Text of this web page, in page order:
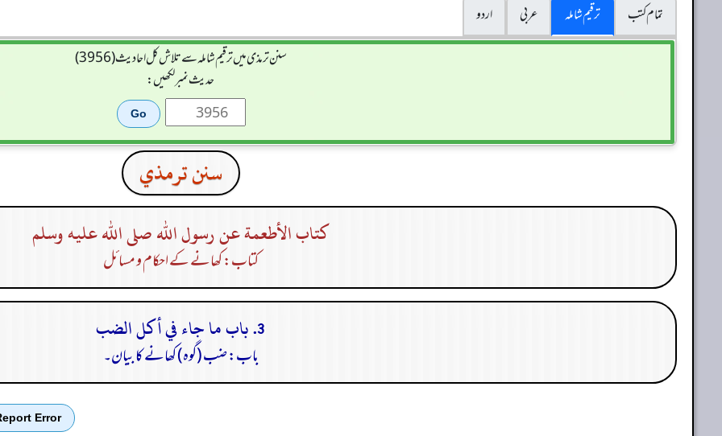
تمام کتب
ترقیم شاملہ عربی
اردو
سنن ترمذی میں ترقیم شاملہ سے تلاش کل احادیث (3956)
حدیث نمبر لکھیں:
سنن ترمذي
كتاب الأطعمة عن رسول الله صلى الله عليه وسلم
کتاب: کھانے کے احکام و مسائل
3. باب ما جاء في أكل الضب
باب: ضب (گوہ) کھانے کا بیان۔
Error